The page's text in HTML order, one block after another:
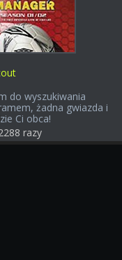
do wyszukiwania
żadna gwiazda i
Ci obca!
razy